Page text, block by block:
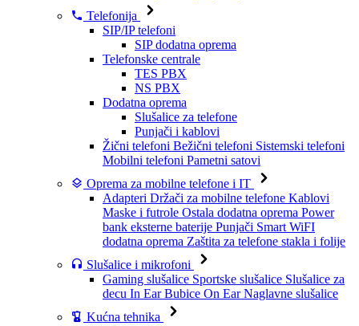
Telefonija
SIP/IP telefoni
SIP dodatna oprema
Telefonske centrale
TES PBX
NS PBX
Dodatna oprema
Slušalice za telefone
Punjači i kablovi
Žični telefoni Bežični telefoni Sistemski telefoni
Mobilni telefoni Pametni satovi
Oprema za mobilne telefone i IT
Adapteri Držači za mobilne telefone Kablovi
Maske i futrole Ostala dodatna oprema Power
bank eksterne baterije Punjači Smart WiFI
dodatna oprema Zaštita za telefone stakla i folije
Slušalice i mikrofoni
Gaming slušalice Sportske slušalice Slušalice za
decu In Ear Bubice On Ear Naglavne slušalice
Kućna tehnika